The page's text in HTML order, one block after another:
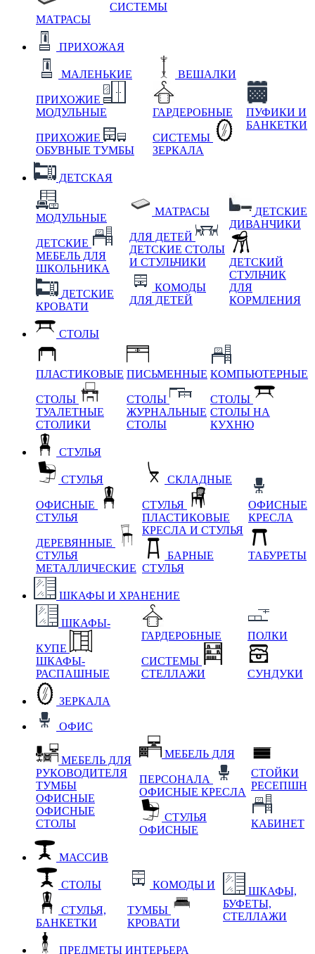
МАТРАСЫ
СИСТЕМЫ
ПРИХОЖАЯ
МАЛЕНЬКИЕ
ПРИХОЖИЕ
МОДУЛЬНЫЕ
ПРИХОЖИЕ
ОБУВНЫЕ ТУМБЫ
ВЕШАЛКИ
ГАРДЕРОБНЫЕ
СИСТЕМЫ
ЗЕРКАЛА
ПУФИКИ И
БАНКЕТКИ
ДЕТСКАЯ
МОДУЛЬНЫЕ
ДЕТСКИЕ
МЕБЕЛЬ ДЛЯ
ШКОЛЬНИКА
ДЕТСКИЕ
КРОВАТИ
МАТРАСЫ
ДЛЯ ДЕТЕЙ
ДЕТСКИЕ СТОЛЫ
И СТУЛЬЧИКИ
КОМОДЫ
ДЛЯ ДЕТЕЙ
ДЕТСКИЕ
ДИВАНЧИКИ
ДЕТСКИЙ
СТУЛЬЧИК
ДЛЯ
КОРМЛЕНИЯ
СТОЛЫ
ПЛАСТИКОВЫЕ
СТОЛЫ
ТУАЛЕТНЫЕ
СТОЛИКИ
ПИСЬМЕННЫЕ
СТОЛЫ
ЖУРНАЛЬНЫЕ
СТОЛЫ
КОМПЬЮТЕРНЫЕ
СТОЛЫ
СТОЛЫ НА
КУХНЮ
СТУЛЬЯ
СТУЛЬЯ
ОФИСНЫЕ
СТУЛЬЯ
ДЕРЕВЯННЫЕ
СТУЛЬЯ
МЕТАЛЛИЧЕСКИЕ
СКЛАДНЫЕ
СТУЛЬЯ
ПЛАСТИКОВЫЕ
КРЕСЛА И СТУЛЬЯ
БАРНЫЕ
СТУЛЬЯ
ОФИСНЫЕ
КРЕСЛА
ТАБУРЕТЫ
ШКАФЫ И ХРАНЕНИЕ
ШКАФЫ-
КУПЕ
ШКАФЫ-
РАСПАШНЫЕ
ГАРДЕРОБНЫЕ
СИСТЕМЫ
СТЕЛЛАЖИ
ПОЛКИ
СУНДУКИ
ЗЕРКАЛА
ОФИС
МЕБЕЛЬ ДЛЯ
РУКОВОДИТЕЛЯ
ТУМБЫ
ОФИСНЫЕ
ОФИСНЫЕ
СТОЛЫ
МЕБЕЛЬ ДЛЯ
ПЕРСОНАЛА
ОФИСНЫЕ КРЕСЛА
СТУЛЬЯ
ОФИСНЫЕ
СТОЙКИ
РЕСЕПШН
КАБИНЕТ
МАССИВ
СТОЛЫ
СТУЛЬЯ,
БАНКЕТКИ
КОМОДЫ И
ТУМБЫ
КРОВАТИ
ШКАФЫ,
БУФЕТЫ,
СТЕЛЛАЖИ
ПРЕДМЕТЫ ИНТЕРЬЕРА